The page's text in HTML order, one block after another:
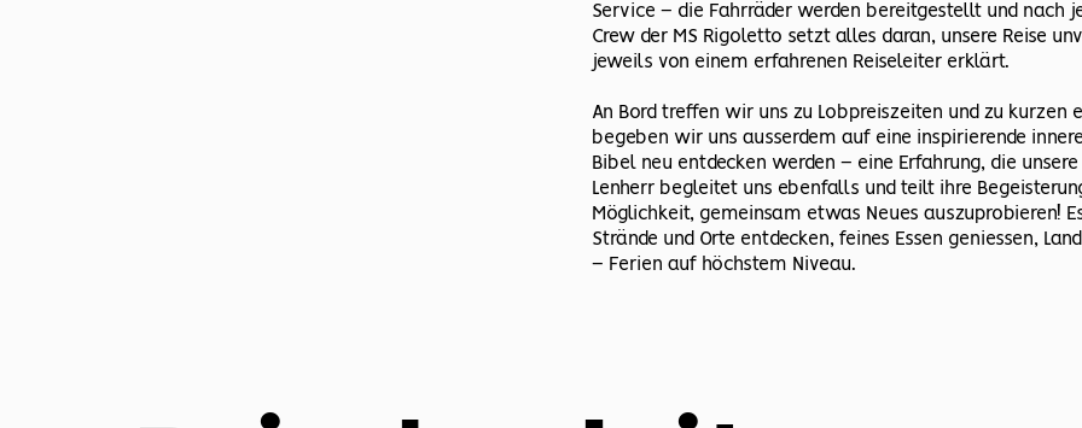
Service – die Fahrräder werden bereitgestellt und nach
Crew der MS Rigoletto setzt alles daran, unsere Reise
jeweils von einem erfahrenen Reiseleiter erklärt.
An Bord treffen wir uns zu Lobpreiszeiten und zu
begeben wir uns ausserdem auf eine inspirierende
Bibel neu entdecken werden – eine Erfahrung, die
Lenherr begleitet uns ebenfalls und teilt ihre
Möglichkeit, gemeinsam etwas Neues auszuprobieren!
Strände und Orte entdecken, feines Essen geniessen,
– Ferien auf höchstem Niveau.